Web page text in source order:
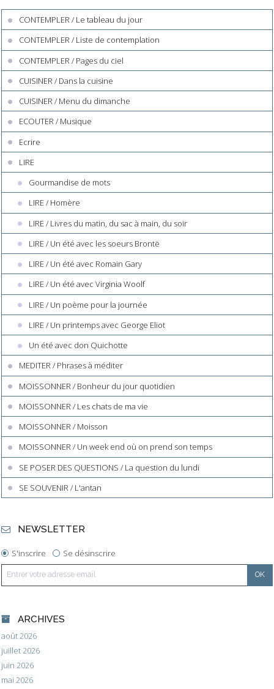
CONTEMPLER / Le tableau du jour
CONTEMPLER / Liste de contemplation
CONTEMPLER / Pages du ciel
CUISINER / Dans la cuisine
CUISINER / Menu du dimanche
ECOUTER / Musique
Ecrire
LIRE
Gourmandise de mots
LIRE / Homère
LIRE / Livres du matin, du sac à main, du soir
LIRE / Un été avec les soeurs Brontë
LIRE / Un été avec Romain Gary
LIRE / Un été avec Virginia Woolf
LIRE / Un poème pour la journée
LIRE / Un printemps avec George Eliot
Un été avec don Quichotte
MEDITER / Phrases à méditer
MOISSONNER / Bonheur du jour quotidien
MOISSONNER / Les chats de ma vie
MOISSONNER / Moisson
MOISSONNER / Un week end où on prend son temps
SE POSER DES QUESTIONS / La question du lundi
SE SOUVENIR / L'antan
NEWSLETTER
S'inscrire Se désinscrire
ARCHIVES
août 2026
juillet 2026
juin 2026
mai 2026